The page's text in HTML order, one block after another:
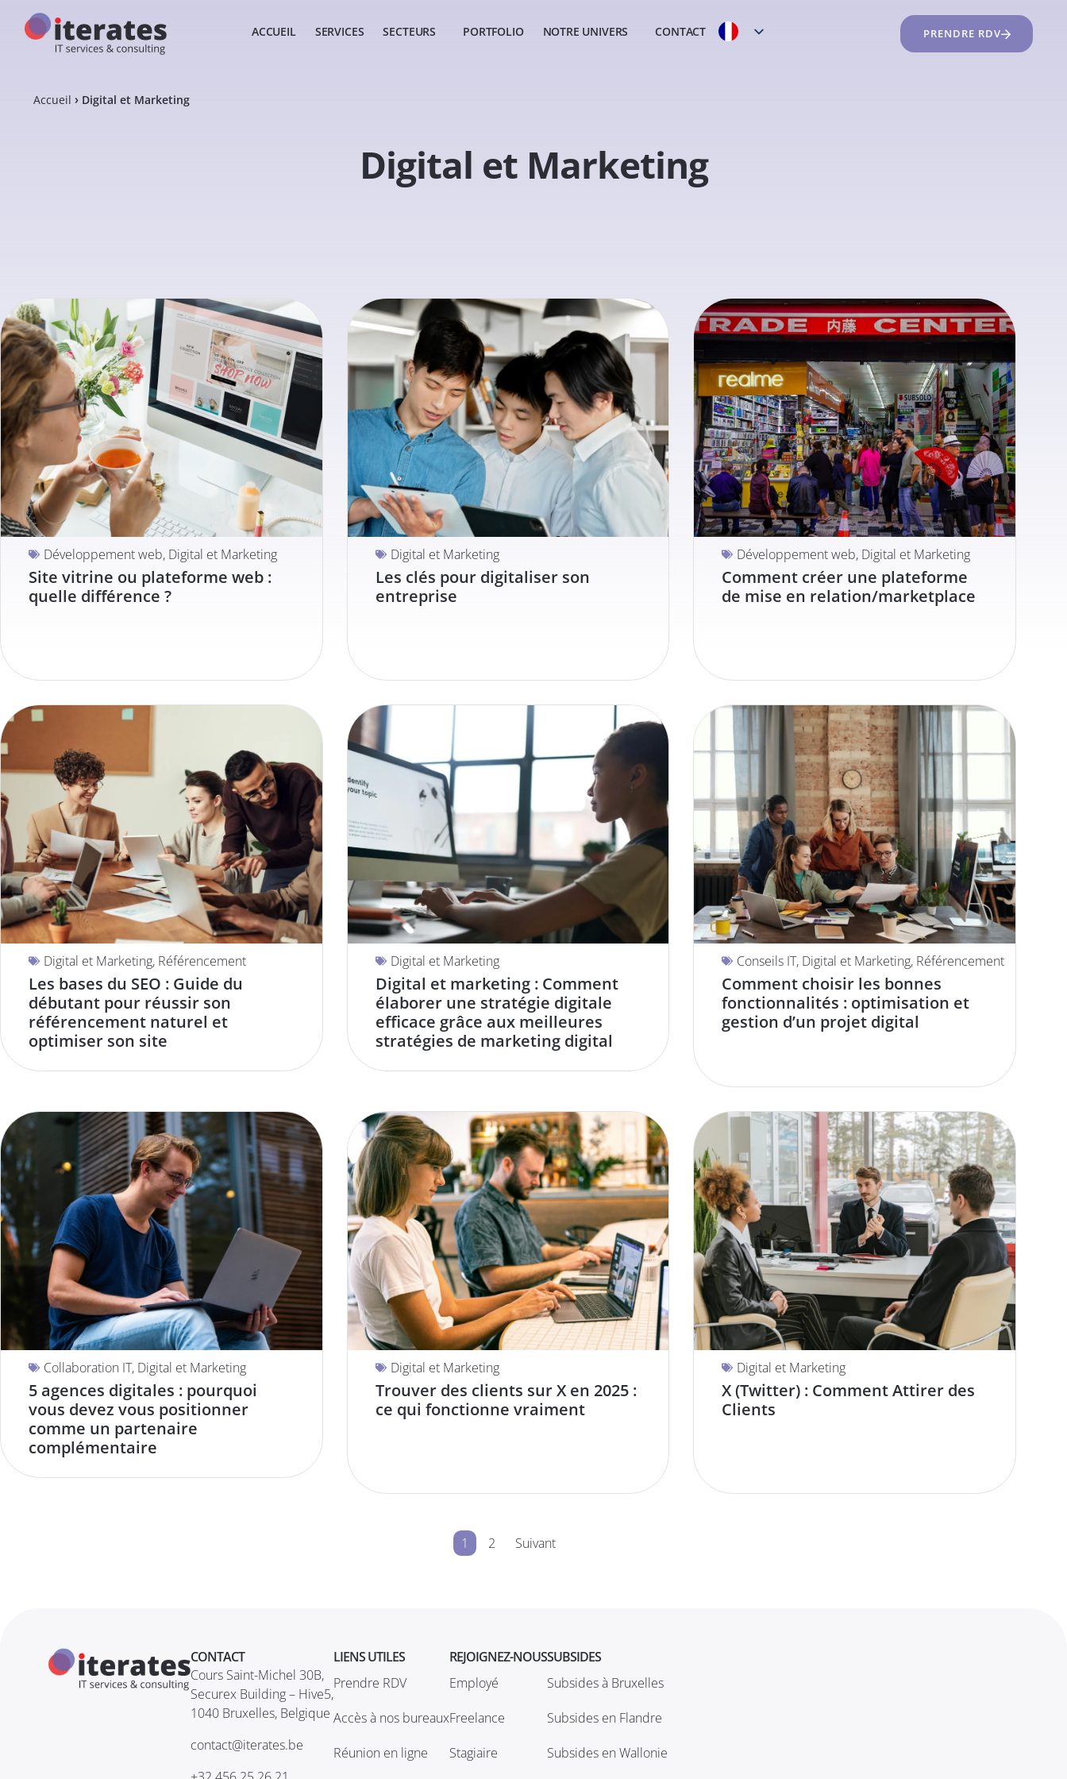
ACCUEIL SERVICES SECTEURS PORTFOLIO NOTRE UNIVERS CONTACT PRENDRE RDV
Accueil Digital et Marketing
Digital et Marketing
Développement web, Digital et Marketing
Site vitrine ou plateforme web :
quelle différence ?
Digital et Marketing
Les clés pour digitaliser son
entreprise
Développement web, Digital et Marketing
Comment créer une plateforme
de mise en relation/marketplace
Digital et Marketing, Référencement
Les bases du SEO : Guide du
débutant pour réussir son
référencement naturel et
optimiser son site
Digital et Marketing
Digital et marketing : Comment
élaborer une stratégie digitale
efficace grâce aux meilleures
stratégies de marketing digital
Conseils IT, Digital et Marketing, Référencement
Comment choisir les bonnes
fonctionnalités : optimisation et
gestion d’un projet digital
Collaboration IT, Digital et Marketing
5 agences digitales : pourquoi
vous devez vous positionner
comme un partenaire
complémentaire
Digital et Marketing
Trouver des clients sur X en 2025 :
ce qui fonctionne vraiment
Digital et Marketing
X (Twitter) : Comment Attirer des
Clients
1 2 Suivant
CONTACT
Cours Saint-Michel 30B,
Securex Building – Hive5,
1040 Bruxelles, Belgique
contact@iterates.be
LIENS UTILES
Prendre RDV
Accès à nos bureaux
Réunion en ligne
REJOIGNEZ-NOUS
Employé
Freelance
Stagiaire
SUBSIDES
Subsides à Bruxelles
Subsides en Flandre
Subsides en Wallonie